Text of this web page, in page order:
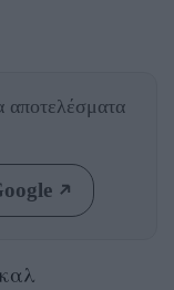
αποτελέσματα